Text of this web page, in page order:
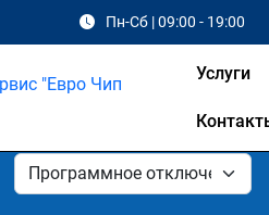
Пн-Сб | 09:00 - 19:00
Услуги